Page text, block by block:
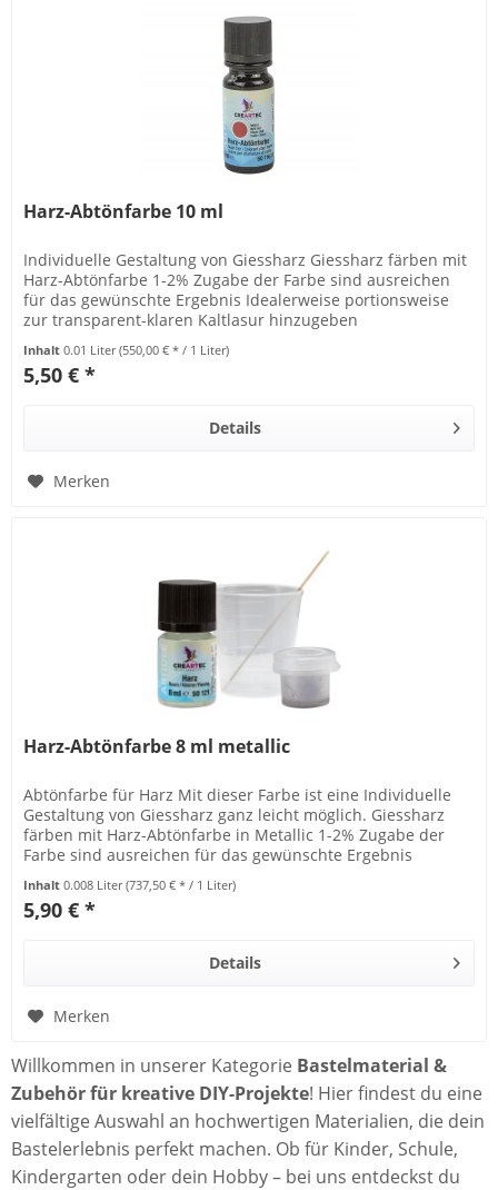
Harz-Abtönfarbe 10 ml
Individuelle Gestaltung von Giessharz Giessharz färben mit
Harz-Abtönfarbe 1-2% Zugabe der Farbe sind ausreichen
für das gewünschte Ergebnis Idealerweise portionsweise
zur transparent-klaren Kaltlasur hinzugeben
Inhalt0.01 Liter(550,00 € * / 1 Liter)
5,50 € *
Details
Merken
Harz-Abtönfarbe 8 ml metallic
Abtönfarbe für Harz Mit dieser Farbe ist eine Individuelle
Gestaltung von Giessharz ganz leicht möglich. Giessharz
färben mit Harz-Abtönfarbe in Metallic 1-2% Zugabe der
Farbe sind ausreichen für das gewünschte Ergebnis
Inhalt0.008 Liter(737,50 € * / 1 Liter)
5,90 € *
Details
Merken
Willkommen in unserer Kategorie Bastelmaterial &
Zubehör für kreative DIY-Projekte! Hier findest du eine
vielfältige Auswahl an hochwertigen Materialien, die dein
Bastelerlebnis perfekt machen. Ob für Kinder, Schule,
Kindergarten oder dein Hobby – bei uns entdeckst du